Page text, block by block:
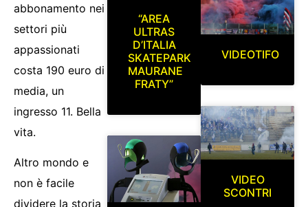
abbonamento nei
settori più
appassionati
costa 190 euro di
media, un
ingresso 11. Bella
vita.
Altro mondo e
non è facile
dividere la storia
“AREA
ULTRAS
D’ITALIA
SKATEPARK
MAURANE
FRATY”
VIDEOTIFO
VIDEO
SCONTRI